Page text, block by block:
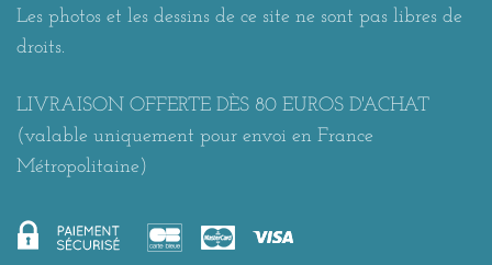
Les photos et les dessins de ce site ne sont pas libres de
droits.
LIVRAISON OFFERTE DÈS 80 EUROS D'ACHAT
(valable uniquement pour envoi en France
Métropolitaine)